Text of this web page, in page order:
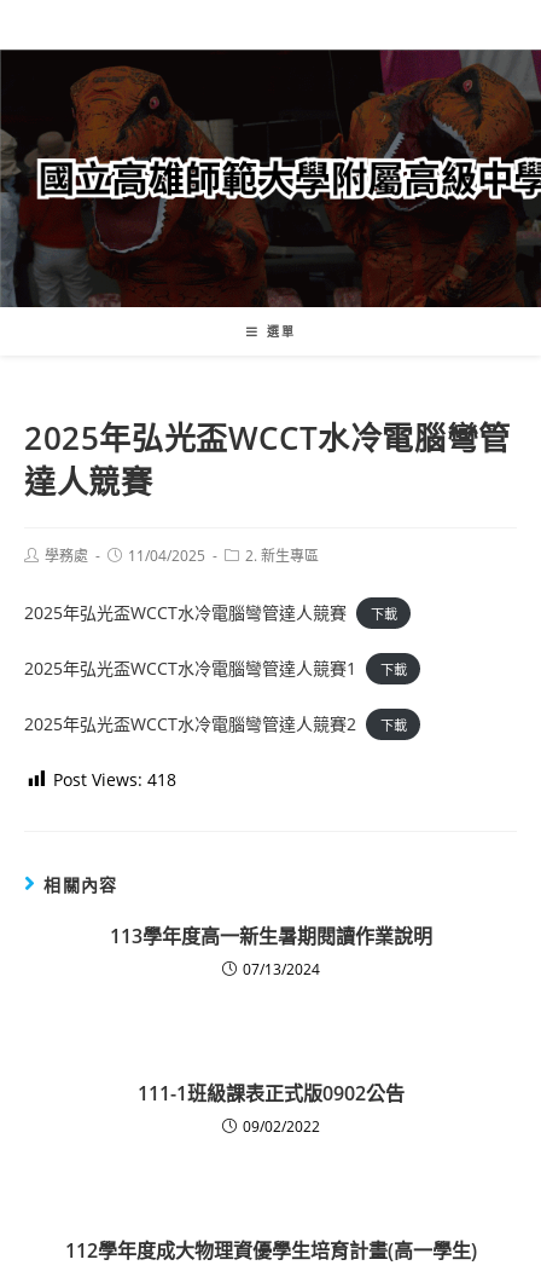
轉
要
內
容
選單
2025年弘光盃WCCT水冷電腦彎管
達人競賽
Post學務處
Post11/04/2025
Post2. 新生專區
2025年弘光盃WCCT水冷電腦彎管達人競賽 下載
2025年弘光盃WCCT水冷電腦彎管達人競賽1 下載
2025年弘光盃WCCT水冷電腦彎管達人競賽2 下載
Post Views: 418
相關內容
113學年度高一新生暑期閱讀作業說明
07/13/2024
111-1班級課表正式版0902公告
09/02/2022
112學年度成大物理資優學生培育計畫(高一學生)